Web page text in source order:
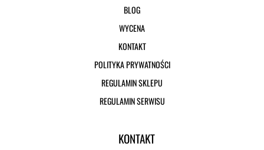
BLOG
WYCENA
KONTAKT
POLITYKA PRYWATNOŚCI
REGULAMIN SKLEPU
REGULAMIN SERWISU
KONTAKT